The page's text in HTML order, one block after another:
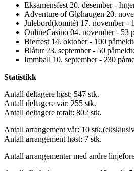
Eksamensfest 20. desember -
Adventure of Gløhaugen 20.
Julebord(komité) 17. november -
OnlineCasino 04. november - 53
Bierfest 14. oktober - 100
Blåtur 23. september - 50
Immball 10. september - 230
Statistikk
Antall deltagere høst: 547 stk.
Antall deltagere vår: 255 stk.
Antall deltagere totalt: 802 stk.
Antall arrangement vår: 10
Antall arrangement høst: 7 stk.
Antall arrangementer med andre